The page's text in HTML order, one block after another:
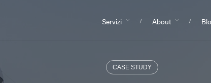
Servizi About
CASE STUDY